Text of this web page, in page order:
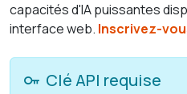
capacités d'IA puissantes
interface web. Inscrivez-
Clé API requise